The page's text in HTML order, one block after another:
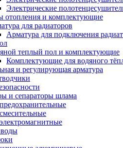
Электрические
отопления и комплектующие
для радиаторов
Арматура для подключения
теплый пол и комплектующие
Комплектующие для водяного
и регулирующая арматура
и сепараторы шлама